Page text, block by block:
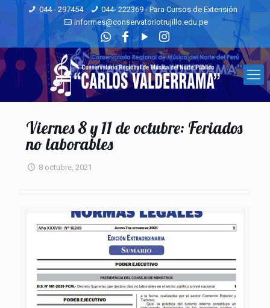
044 - 297454
044- 222369 - Para Cursos de Extensión
informes@conservatoriotrujillo.edu.pe
Viernes 8 y 11 de octubre: Feriados
no laborables
8 octubre, 2021